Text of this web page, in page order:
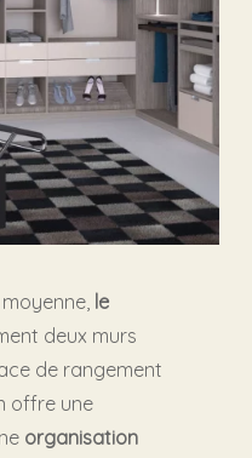
le
deux murs
de rangement
offre une
organisation